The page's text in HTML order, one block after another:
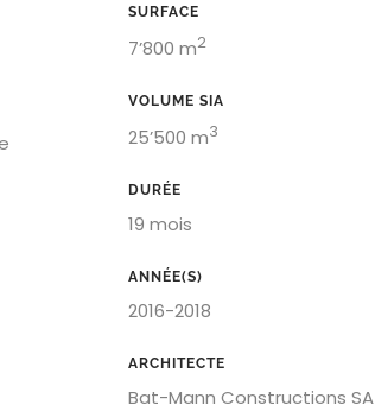
SURFACE
7’800 m2
VOLUME SIA
25’500 m3
DURÉE
19 mois
ANNÉE(S)
2016-2018
ARCHITECTE
Bat-Mann Constructions SA